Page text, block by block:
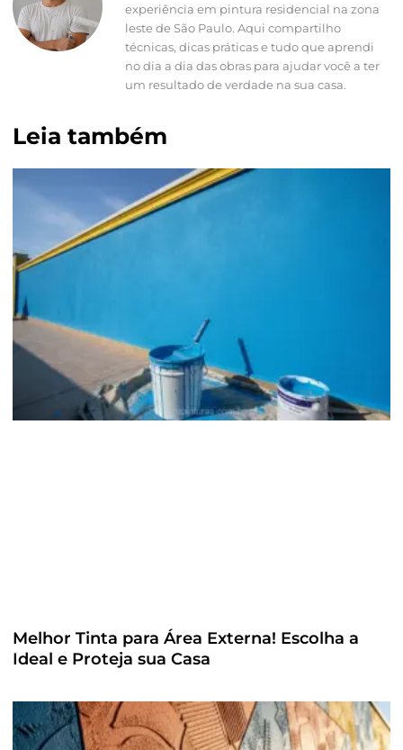
experiência em pintura residencial na zona
leste de São Paulo. Aqui compartilho
técnicas, dicas práticas e tudo que aprendi
no dia a dia das obras para ajudar você a ter
um resultado de verdade na sua casa.
Leia também
Melhor Tinta para Área Externa! Escolha a
Ideal e Proteja sua Casa